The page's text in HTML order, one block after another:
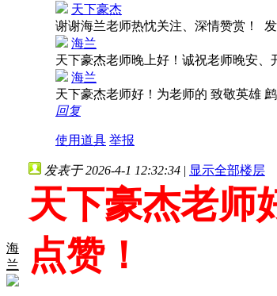
天下豪杰
谢谢海兰老师热忱关注、深情赞赏！
海兰
天下豪杰老师晚上好！诚祝老师晚安、
海兰
天下豪杰老师好！为老师的 致敬英雄
回复
使用道具 举报
海
兰
发表于 2026-4-1 12:32:34 | 显示全部楼层
天下豪杰老师
点赞！